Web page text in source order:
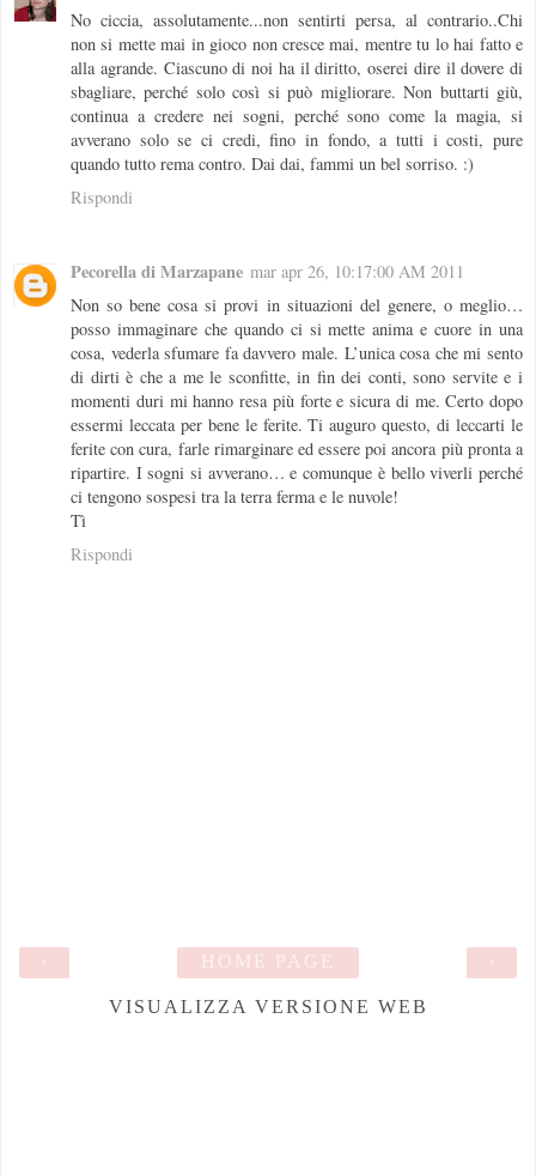
No ciccia, assolutamente...non sentirti persa, al contrario..Chi
non si mette mai in gioco non cresce mai, mentre tu lo hai fatto e
alla agrande. Ciascuno di noi ha il diritto, oserei dire il dovere di
sbagliare, perché solo così si può migliorare. Non buttarti giù,
continua a credere nei sogni, perché sono come la magia, si
avverano solo se ci credi, fino in fondo, a tutti i costi, pure
quando tutto rema contro. Dai dai, fammi un bel sorriso. :)
Rispondi
Pecorella di Marzapane mar apr 26, 10:17:00 AM 2011
Non so bene cosa si provi in situazioni del genere, o meglio…
posso immaginare che quando ci si mette anima e cuore in una
cosa, vederla sfumare fa davvero male. L’unica cosa che mi sento
di dirti è che a me le sconfitte, in fin dei conti, sono servite e i
momenti duri mi hanno resa più forte e sicura di me. Certo dopo
essermi leccata per bene le ferite. Ti auguro questo, di leccarti le
ferite con cura, farle rimarginare ed essere poi ancora più pronta a
ripartire. I sogni si avverano… e comunque è bello viverli perché
ci tengono sospesi tra la terra ferma e le nuvole!
Tì
Rispondi
›
HOME PAGE
VISUALIZZA VERSIONE WEB